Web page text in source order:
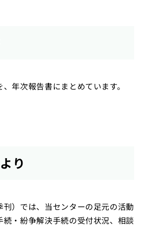
年次報告書にまとめています。
サイト）
り
刊）では、当センターの足元の活動
続・紛争解決手続の受付状況、相談